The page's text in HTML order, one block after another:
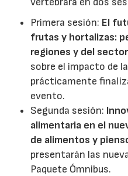
Primera sesión: El
frutas y hortalizas:
regiones y del sector
sobre el impacto de
prácticamente
evento.
Segunda sesión:
alimentaria en el
de alimentos y
presentarán las
Paquete Ómnibus.